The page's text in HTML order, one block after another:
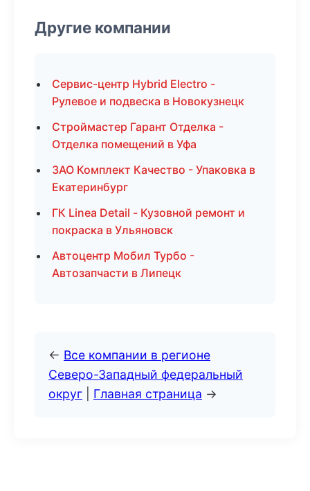
Другие компании
Сервис-центр Hybrid Electro -
Рулевое и подвеска в Новокузнецк
Строймастер Гарант Отделка -
Отделка помещений в Уфа
ЗАО Комплект Качество - Упаковка в
Екатеринбург
ГК Linea Detail - Кузовной ремонт и
покраска в Ульяновск
Автоцентр Мобил Турбо -
Автозапчасти в Липецк
← Все компании в регионе
Северо-Западный федеральный
округ
Главная страница →